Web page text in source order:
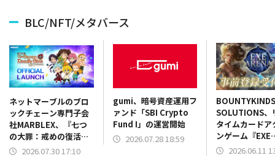
BLC/NFT/メタバース
ネットマーブルのブロ
ックチェーン専門子会
社MARBLEX、『七つ
の大罪：戒めの復活
NFT』を正式リリース
2026.07.30 17:10
gumi、暗号資産運用フ
ァンド「SBI Crypto
Fund I」の運営開始
2026.07.28 18:59
BOUNTYKINDS
SOLUTIONS、
タイムカードア
ンゲーム『EXE
ARENA』が事
2026.06.11